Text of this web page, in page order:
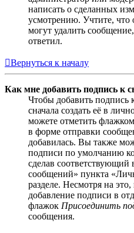
написать о сделанных
усмотрению. Учтите, что
могут удалить
ответил.
Вернуться к началу
Как мне добавить подпись к
Чтобы добавить
сначала создать её в
можете отметить
в форме отправки
добавилась. Вы также
подписи по умолчанию
сделав соответствующий
сообщений» пункта
разделе. Несмотря на
добавление подписи в
флажок Присоединить
сообщения.